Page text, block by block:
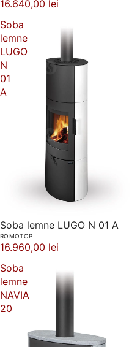
16.640,00 lei
Soba
lemne
LUGO
N
01
A
Soba lemne LUGO N 01 A
ROMOTOP
16.960,00 lei
Soba
lemne
NAVIA
20